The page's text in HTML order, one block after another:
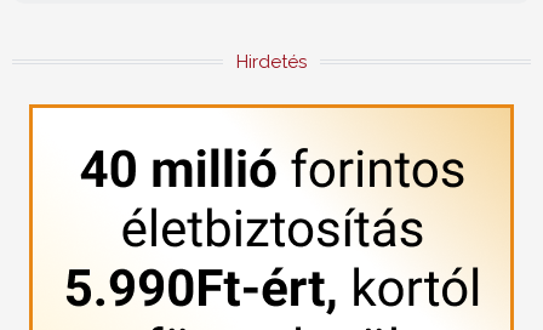
Hirdetés